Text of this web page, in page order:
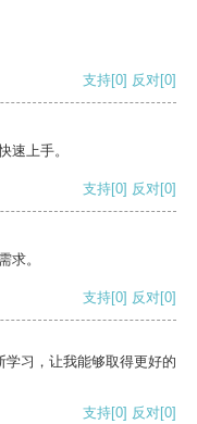
支持[0] 反对[0]
速上手。
支持[0] 反对[0]
求。
支持[0] 反对[0]
习，让我能够取得更好的
支持[0] 反对[0]